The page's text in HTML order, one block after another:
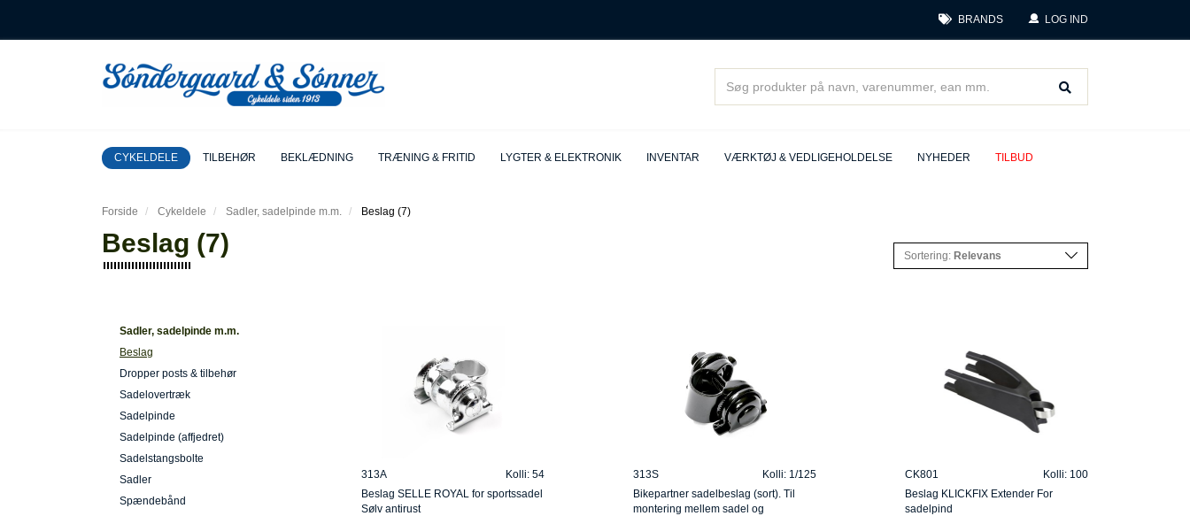
BRANDS LOG IND
CYKELDELE TILBEHØR BEKLÆDNING TRÆNING & FRITID LYGTER & ELEKTRONIK INVENTAR VÆRKTØJ & VEDLIGEHOLDELSE NYHEDER TILBUD
Forside Cykeldele Sadler, sadelpinde m.m. Beslag (7)
Beslag (7) Sortering: Relevans
Sadler, sadelpinde m.m.
Beslag
Dropper posts & tilbehør
Sadelovertræk
Sadelpinde
Sadelpinde (affjedret)
Sadelstangsbolte
Sadler
Spændebånd
313A
Kolli: 54
Beslag SELLE ROYAL for sportssadel
Sølv antirust
313S
Kolli: 1/125
Bikepartner sadelbeslag (sort). Til
montering mellem sadel og
CK801
Kolli: 100
Beslag KLICKFIX Extender For
sadelpind